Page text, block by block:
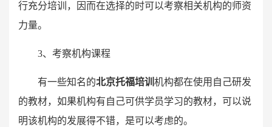
行充分培训，因而在选择的时可以考察相关机构的师资
力量。
3、考察机构课程
有一些知名的北京托福培训 机构都在使用自己研发
的教材，如果机构有自己可供学员学习的教材，可以说
明该机构的发展得不错，是可以考虑的。